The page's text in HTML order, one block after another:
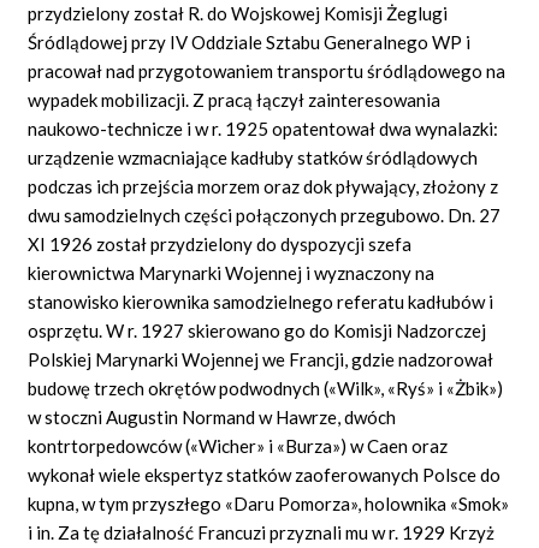
przydzielony został R. do Wojskowej Komisji Żeglugi
Śródlądowej przy IV Oddziale Sztabu Generalnego WP i
pracował nad przygotowaniem transportu śródlądowego na
wypadek mobilizacji. Z pracą łączył zainteresowania
naukowo-technicze i w r. 1925 opatentował dwa wynalazki:
urządzenie wzmacniające kadłuby statków śródlądowych
podczas ich przejścia morzem oraz dok pływający, złożony z
dwu samodzielnych części połączonych przegubowo. Dn. 27
XI 1926 został przydzielony do dyspozycji szefa
kierownictwa Marynarki Wojennej i wyznaczony na
stanowisko kierownika samodzielnego referatu kadłubów i
osprzętu. W r. 1927 skierowano go do Komisji Nadzorczej
Polskiej Marynarki Wojennej we Francji, gdzie nadzorował
budowę trzech okrętów podwodnych («Wilk», «Ryś» i «Żbik»)
w stoczni Augustin Normand w Hawrze, dwóch
kontrtorpedowców («Wicher» i «Burza») w Caen oraz
wykonał wiele ekspertyz statków zaoferowanych Polsce do
kupna, w tym przyszłego «Daru Pomorza», holownika «Smok»
i in. Za tę działalność Francuzi przyznali mu w r. 1929 Krzyż